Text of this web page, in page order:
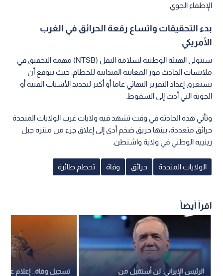
الإطفاء الجوي.
بدء التحقيقات واتساع رقعة الحرائق في الغرب
الأمريكي
ستتولى الهيئة الوطنية لسلامة النقل (NTSB) مهمة التحقيق في
ملابسات الحادث فور المعاينة الميدانية للحطام، حيث يتوقع أن
يستغرق إعداد التقرير النهائي عاما أو أكثر لتحديد الأسباب الفنية أو
الجوية التي أدت إلى السقوط.
وتأتي هذه الحادثة في وقت تشهد فيه ولايات غرب الولايات المتحدة
حرائق متعددة، بينها حريق ضخم أدى إلى إغلاق جزء من متنزه جبل
رينييه الوطني في ولاية واشنطن.
الولايات المتحدة حرائق وفاة تحطم طائرة
اقرأ أيضاً
تسجيل وفاة.. إعلام
الرئيس الإيراني: لن أستقيل من